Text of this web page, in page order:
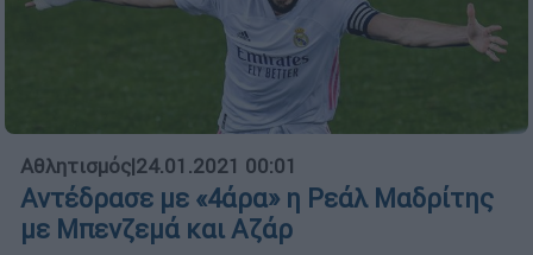
Αθλητισμός|24.01.2021 00:01
Αντέδρασε με «4άρα» η Ρεάλ Μαδρίτης
με Μπενζεμά και Αζάρ